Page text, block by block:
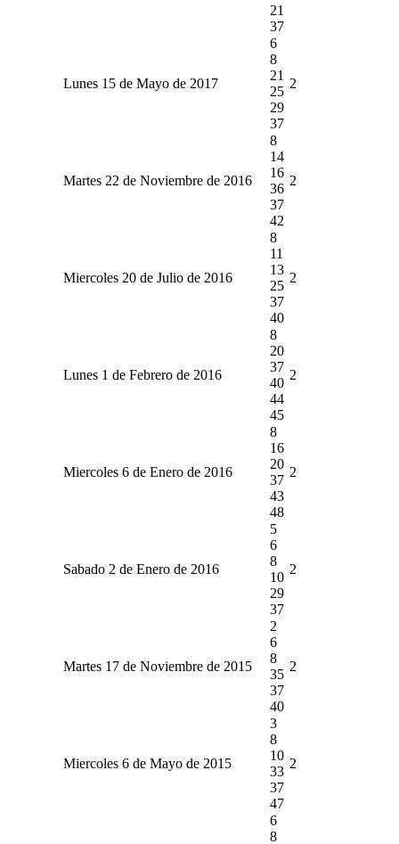
21
37
Lunes 15 de Mayo de 2017
6
8
21
25
29
37
2
Martes 22 de Noviembre de 2016
8
14
16
36
37
42
2
Miercoles 20 de Julio de 2016
8
11
13
25
37
40
2
Lunes 1 de Febrero de 2016
8
20
37
40
44
45
2
Miercoles 6 de Enero de 2016
8
16
20
37
43
48
2
Sabado 2 de Enero de 2016
5
6
8
10
29
37
2
Martes 17 de Noviembre de 2015
2
6
8
35
37
40
2
Miercoles 6 de Mayo de 2015
3
8
10
33
37
47
2
6
8